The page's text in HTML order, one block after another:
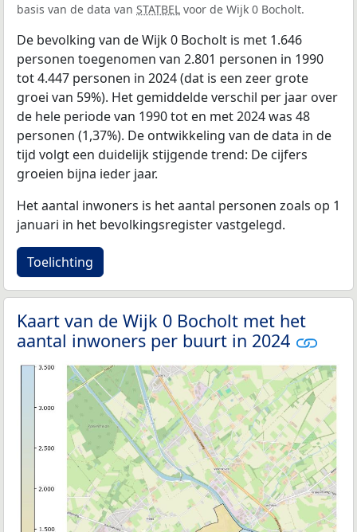
basis van de data van STATBEL voor de Wijk 0 Bocholt.
De bevolking van de Wijk 0 Bocholt is met 1.646
personen toegenomen van 2.801 personen in 1990
tot 4.447 personen in 2024 (dat is een zeer grote
groei van 59%). Het gemiddelde verschil per jaar over
de hele periode van 1990 tot en met 2024 was 48
personen (1,37%). De ontwikkeling van de data in de
tijd volgt een duidelijk stijgende trend: De cijfers
groeien bijna ieder jaar.
Het aantal inwoners is het aantal personen zoals op 1
januari in het bevolkingsregister vastgelegd.
Toelichting
Kaart van de Wijk 0 Bocholt met het
aantal inwoners per buurt in 2024